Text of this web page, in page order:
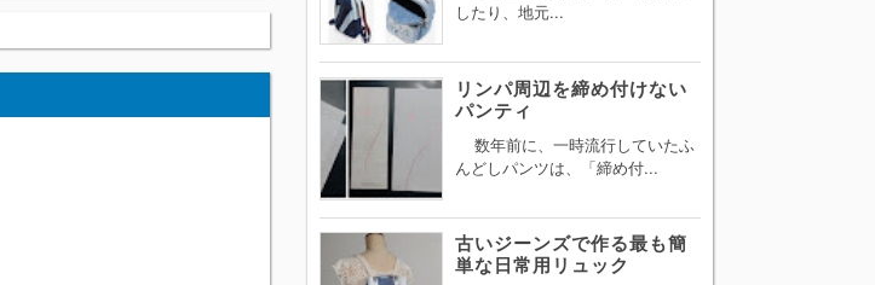
したり、地元...
リンパ周辺を締め付けない
パンティ
数年前に、一時流行していたふ
んどしパンツは、「締め付...
古いジーンズで作る最も簡
単な日常用リュック